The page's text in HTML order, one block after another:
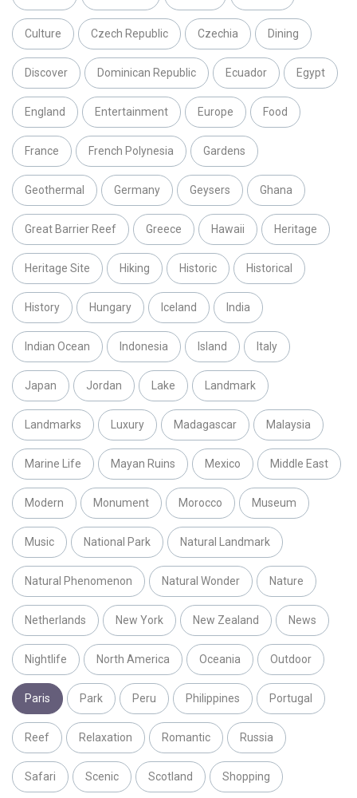
Culture Czech Republic Czechia Dining
Discover Dominican Republic Ecuador Egypt
England Entertainment Europe Food
France French Polynesia Gardens
Geothermal Germany Geysers Ghana
Great Barrier Reef Greece Hawaii Heritage
Heritage Site Hiking Historic Historical
History Hungary Iceland India
Indian Ocean Indonesia Island Italy
Japan Jordan Lake Landmark
Landmarks Luxury Madagascar Malaysia
Marine Life Mayan Ruins Mexico Middle East
Modern Monument Morocco Museum
Music National Park Natural Landmark
Natural Phenomenon Natural Wonder Nature
Netherlands New York New Zealand News
Nightlife North America Oceania Outdoor
Paris Park Peru Philippines Portugal
Reef Relaxation Romantic Russia
Safari Scenic Scotland Shopping